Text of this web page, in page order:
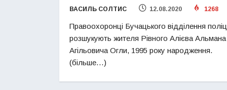
ВАСИЛЬ СОЛТИС 12.08.2020 1268
Правоохоронці Бучацького відділення
розшукують жителя Рівного Алієва Альмана
Агільовича Огли, 1995 року народження.
(більше…)